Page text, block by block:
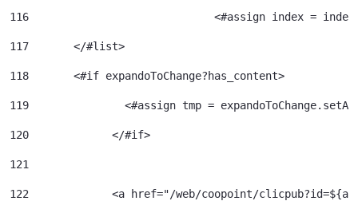
116
<#assign index =
117
	  </#list>
118
	  <#if expandoToChange?has_content>
119
120
121
122
<a href="/web/coopoint/